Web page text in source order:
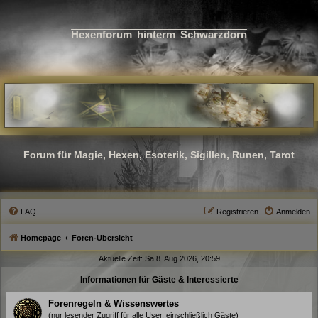
Hexenforum hinterm Schwarzdorn
Forum für Magie, Hexen, Esoterik, Sigillen, Runen, Tarot
FAQ Anmelden
Registrieren
Homepage Foren-Übersicht
Aktuelle Zeit: Sa 8. Aug 2026, 20:59
Informationen für Gäste & Interessierte
Forenregeln & Wissenswertes
(nur lesender Zugriff für alle User, einschließlich Gäste)